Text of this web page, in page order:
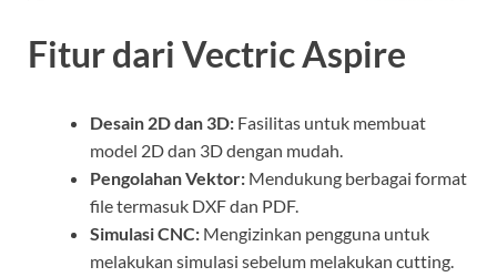
Fitur dari Vectric Aspire
Desain 2D dan 3D: Fasilitas untuk membuat
model 2D dan 3D dengan mudah.
Pengolahan Vektor: Mendukung berbagai format
file termasuk DXF dan PDF.
Simulasi CNC: Mengizinkan pengguna untuk
melakukan simulasi sebelum melakukan cutting.